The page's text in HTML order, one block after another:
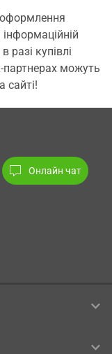
оформлення
разі купівлі
партнерах можуть
сайті!
Онлайн чат